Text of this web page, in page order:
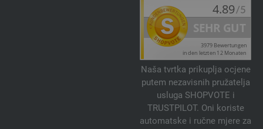
Naša tvrtka prikuplja ocjene
putem nezavisnih pružatelja
usluga SHOPVOTE i
TRUSTPILOT. Oni koriste
automatske i ručne mjere za